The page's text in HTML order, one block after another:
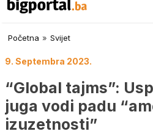
Početna » Svijet
9. Septembra 2023.
“Global tajms”:
juga vodi padu
izuzetnosti”